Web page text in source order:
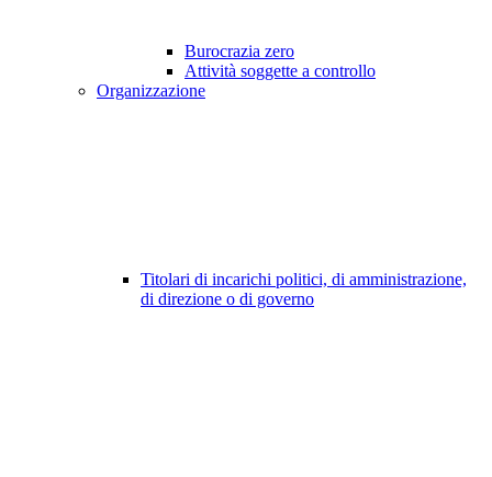
Burocrazia zero
Attività soggette a controllo
Organizzazione
Titolari di incarichi politici, di amministrazione,
di direzione o di governo